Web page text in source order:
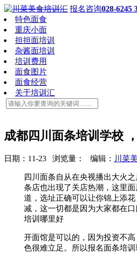
报名咨询028-6245
特色面食
重庆小面
担担面培训
杂酱面培训
培训费用
面食图片
面食经营
关于培训汇
成都四川面条培训学校
日期：11-23 浏览量： 编辑： 川菜
四川面条自从在央视播出大火
条店也出现了关店热潮，这里
道，选址正确可以让你锦上添
减，这一切都是因为大家都在
培训哪里好
开面馆是可以的，因为投资不
色很难立足。所以报名面条培训